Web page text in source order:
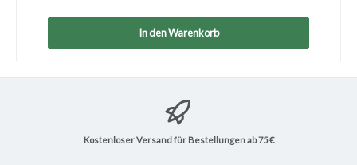
In den Warenkorb
Kostenloser Versand für Bestellungen ab 75 €